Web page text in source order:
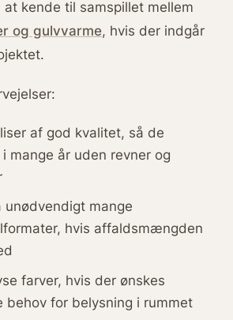
kende til samspillet mellem
og gulvvarme, hvis der indgår
af god kvalitet, så de
mange år uden revner og
unødvendigt mange
hvis affaldsmængden
farver, hvis der ønskes
behov for belysning i rummet